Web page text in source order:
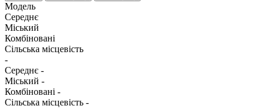
Модель
Середнє
Міський
Комбіновані
Сільська місцевість
-
Середнє -
Міський -
Комбіновані -
Сільська місцевість -